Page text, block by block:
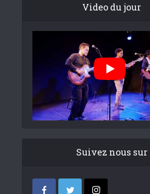
Video du jour
Suivez nous sur